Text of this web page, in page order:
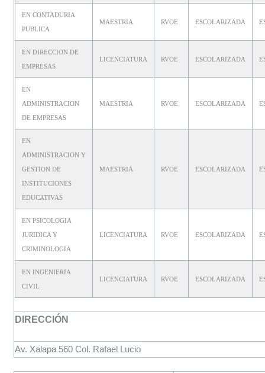
EN CONTADURIA
PUBLICA
MAESTRIA RVOE ESCOLARIZADA
EN DIRECCION DE
EMPRESAS
LICENCIATURA RVOE ESCOLARIZADA
EN
ADMINISTRACION
DE EMPRESAS
MAESTRIA RVOE ESCOLARIZADA
EN
ADMINISTRACION Y
GESTION DE
INSTITUCIONES
EDUCATIVAS
MAESTRIA RVOE ESCOLARIZADA
EN PSICOLOGIA
JURIDICA Y
CRIMINOLOGIA
LICENCIATURA RVOE ESCOLARIZADA
EN INGENIERIA
CIVIL
LICENCIATURA RVOE ESCOLARIZADA
DIRECCIÓN
Av. Xalapa 560 Col. Rafael Lucio